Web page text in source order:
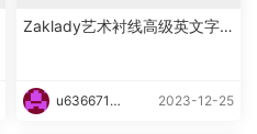
Zaklady艺术衬线高级英文字
u6366719
2023-12-25